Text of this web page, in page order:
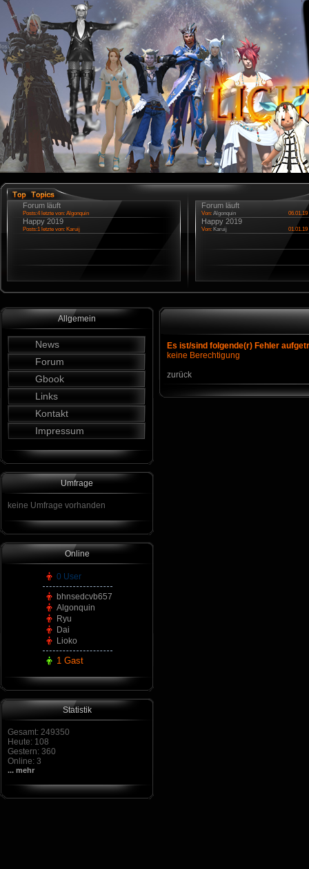
Forum läuft
Posts:4 letzte von: Algonquin
Happy 2019
Posts:1 letzte von: Karuij
Forum läuft
Von: Algonquin 06.01.19
Happy 2019
Von: Karuij 01.01.19
Allgemein
News
Forum
Gbook
Links
Kontakt
Impressum
Umfrage
keine Umfrage vorhanden
Online
0 User
bhnsedcvb657
Algonquin
Ryu
Dai
Lioko
1 Gast
Statistik
Gesamt: 249350
Heute: 108
Gestern: 360
Online: 3
... mehr
Es ist/sind folgende(r) Fehler
keine Berechtigung
zurück